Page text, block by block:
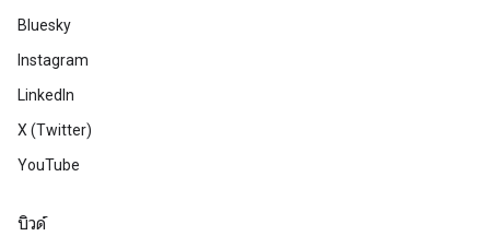
Bluesky
Instagram
LinkedIn
X (Twitter)
YouTube
บิวด์